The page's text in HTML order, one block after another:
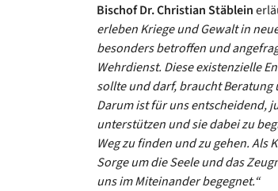
Bischof Dr. Christian Stäblein
erleben Kriege und Gewalt in
besonders betroffen und
Wehrdienst. Diese existenzielle
sollte und darf, braucht Beratung
Darum ist für uns entscheidend,
unterstützen und sie dabei zu
Weg zu finden und zu gehen. Als
Sorge um die Seele und das
uns im Miteinander begegnet.“